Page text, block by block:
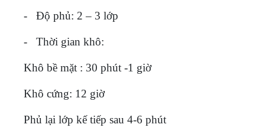
- Độ phủ: 2 – 3 lớp
- Thời gian khô:
Khô bề mặt : 30 phút -1 giờ
Khô cứng: 12 giờ
Phủ lại lớp kế tiếp sau 4-6 phút